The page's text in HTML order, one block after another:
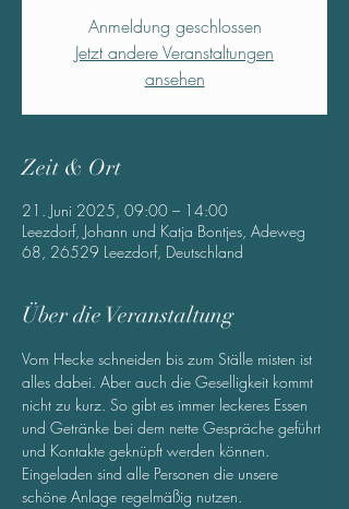
Anmeldung geschlossen
Jetzt andere Veranstaltungen
ansehen
Zeit & Ort
21. Juni 2025, 09:00 – 14:00
Leezdorf, Johann und Katja Bontjes, Adeweg
68, 26529 Leezdorf, Deutschland
Über die Veranstaltung
Vom Hecke schneiden bis zum Ställe misten ist
alles dabei. Aber auch die Geselligkeit kommt
nicht zu kurz. So gibt es immer leckeres Essen
und Getränke bei dem nette Gespräche geführt
und Kontakte geknüpft werden können.
Eingeladen sind alle Personen die unsere
schöne Anlage regelmäßig nutzen.